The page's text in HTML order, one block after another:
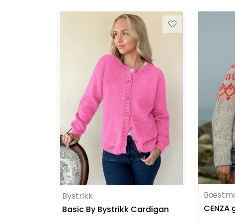
Bystrikk
Basic By Bystrikk Cardigan
CENZA